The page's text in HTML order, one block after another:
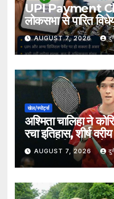
UPI Payment
लोकसभा से पारित
भुगतान पर लग सकता
AUGUST 7, 2026
खेल/स्पोर्ट्स
अश्मिता चालिहा ने
रचा इतिहास, शीर्ष
हराकर सेमीफाइनल में
AUGUST 7, 2026